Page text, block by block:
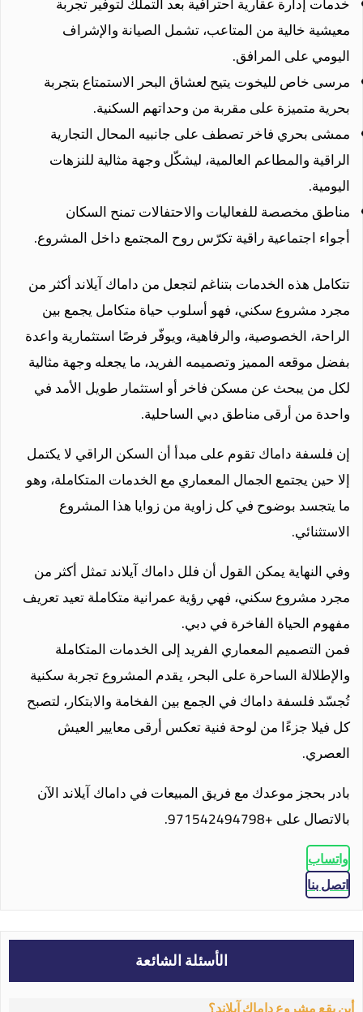
معيشية خالية من المتاعب، تشمل الصيانة والإشراف
اليومي على المرافق.
مرسى خاص لليخوت يتيح لعشاق البحر الاستمتاع بتجربة
بحرية متميزة على مقربة من وحداتهم السكنية.
ممشى بحري فاخر تصطف على جانبيه المحال التجارية
الراقية والمطاعم العالمية، ليشكّل وجهة مثالية للنزهات
اليومية.
مناطق مخصصة للفعاليات والاحتفالات تمنح السكان
أجواء اجتماعية راقية تكرّس روح المجتمع داخل المشروع.
تتكامل هذه الخدمات بتناغم لتجعل من داماك آيلاند أكثر من
مجرد مشروع سكني، فهو أسلوب حياة متكامل يجمع بين
الراحة، الخصوصية، والرفاهية، ويوفّر فرصًا استثمارية واعدة
بفضل موقعه المميز وتصميمه الفريد، ما يجعله وجهة مثالية
لكل من يبحث عن مسكن فاخر أو استثمار طويل الأمد في
واحدة من أرقى مناطق دبي الساحلية.
إن فلسفة داماك تقوم على مبدأ أن السكن الراقي لا يكتمل
إلا حين يجتمع الجمال المعماري مع الخدمات المتكاملة، وهو
ما يتجسد بوضوح في كل زاوية من زوايا هذا المشروع
الاستثنائي.
وفي النهاية يمكن القول أن فلل داماك آيلاند تمثل أكثر من
مجرد مشروع سكني، فهي رؤية عمرانية متكاملة تعيد تعريف
مفهوم الحياة الفاخرة في دبي.
فمن التصميم المعماري الفريد إلى الخدمات المتكاملة
والإطلالة الساحرة على البحر، يقدم المشروع تجربة سكنية
تُجسّد فلسفة داماك في الجمع بين الفخامة والابتكار، لتصبح
كل فيلا جزءًا من لوحة فنية تعكس أرقى معايير العيش
العصري.
بادر بحجز موعدك مع فريق المبيعات في داماك آيلاند الآن
بالاتصال على +971542494798.
واتساب
اتصل بنا
الأسئلة الشائعة